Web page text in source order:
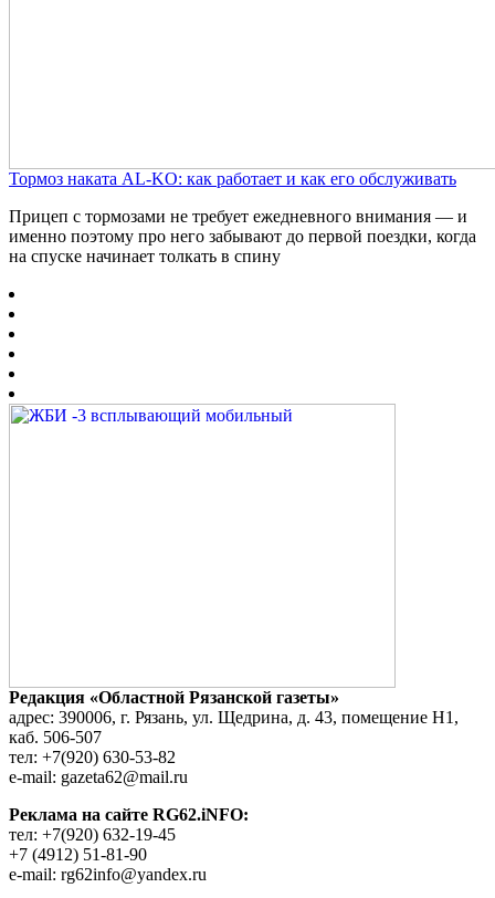
Тормоз наката AL-KO: как работает и как его обслуживать
Прицеп с тормозами не требует ежедневного внимания — и
именно поэтому про него забывают до первой поездки, когда
на спуске начинает толкать в спину
Редакция «Областной Рязанской газеты»
адрес: 390006, г. Рязань, ул. Щедрина, д. 43, помещение Н1,
каб. 506-507
тел: +7(920) 630-53-82
e-mail: gazeta62@mail.ru
Реклама на сайте RG62.iNFO:
тел: +7(920) 632-19-45
+7 (4912) 51-81-90
e-mail: rg62info@yandex.ru